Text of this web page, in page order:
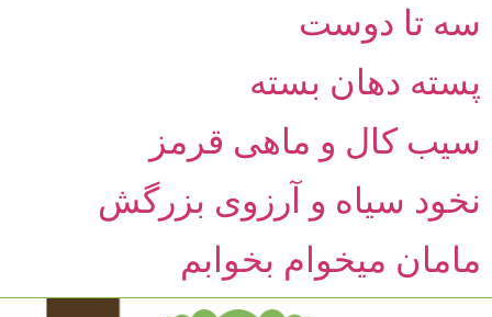
سه تا دوست
پسته دهان بسته
سیب کال و ماهی قرمز
نخود سياه و آرزوى بزرگش
مامان میخوام بخوابم